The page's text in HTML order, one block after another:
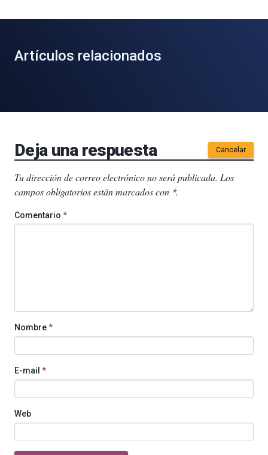
Artículos relacionados
Deja una respuesta Cancelar
Tu dirección de correo electrónico no será publicada. Los
campos obligatorios están marcados con *.
Comentario *
Nombre*
E-mail *
Web